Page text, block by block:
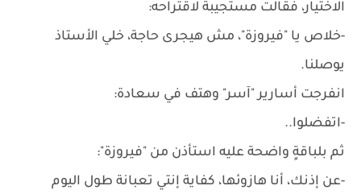
الاختيار، فقالت مستجيبة لاقتراحه:
-خلاص يا "فيروزة"، مش هيجرى حاجة، خلي الأستاذ
يوصلنا.
انفرجت أسارير "آسر" وهتف في سعادة:
-اتفضلوا..
ثم بلباقةٍ واضحة عليه استأذن من "فيروزة":
-عن إذنك، أنا هازوئها، كفاية إنتي تعبانة طول اليوم